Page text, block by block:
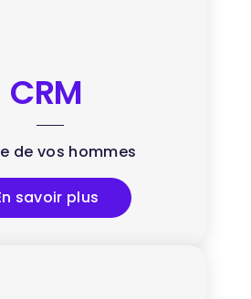
CRM
de vos hommes
savoir plus